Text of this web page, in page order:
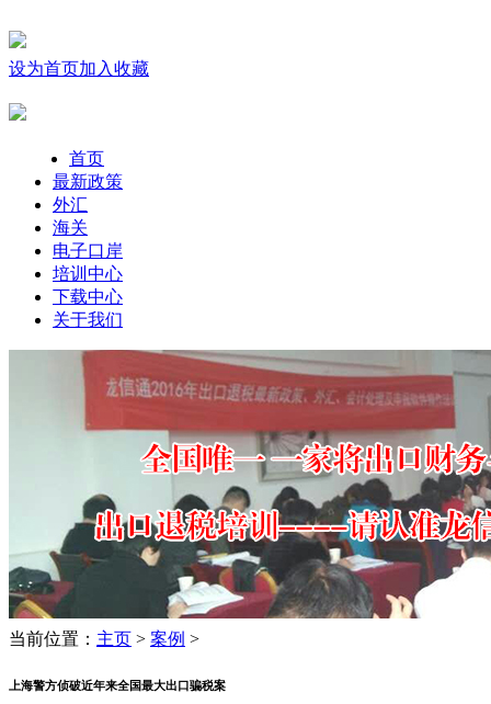
设为首页加入收藏
首页
最新政策
外汇
海关
电子口岸
培训中心
下载中心
关于我们
当前位置： 主页 > 案例 >
上海警方侦破近年来全国最大出口骗税案